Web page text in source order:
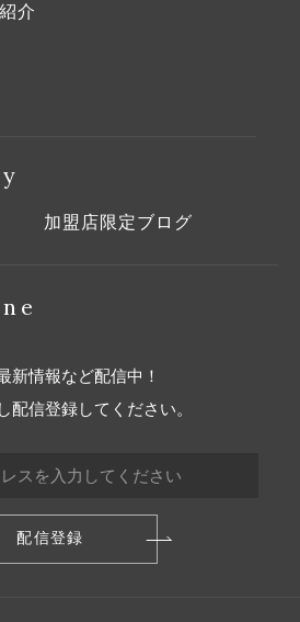
介
加盟店限定ブログ
新情報など配信中！
配信登録してください。